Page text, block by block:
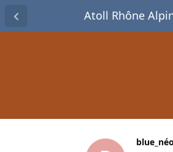
Atoll Rhône